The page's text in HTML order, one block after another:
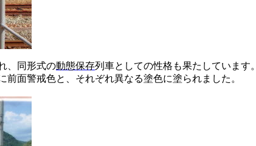
、同形式の動態保存列車としての性格も果たしています。
面警戒色と、それぞれ異なる塗色に塗られました。